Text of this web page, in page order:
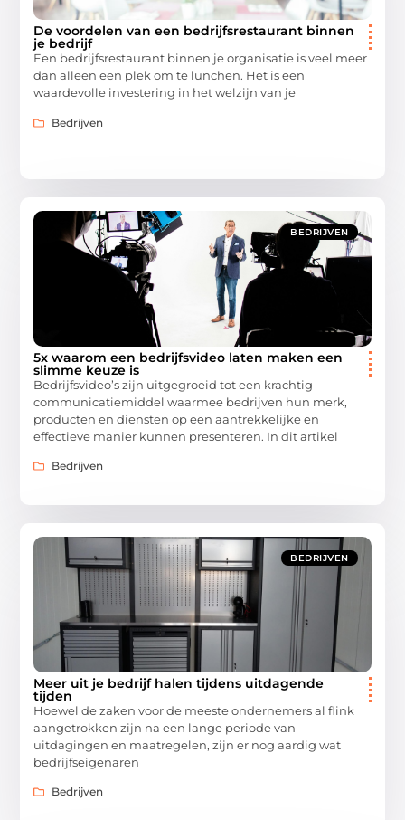
De voordelen van een bedrijfsrestaurant binnen
je bedrijf
Een bedrijfsrestaurant binnen je organisatie is veel meer
dan alleen een plek om te lunchen. Het is een
waardevolle investering in het welzijn van je
Bedrijven
BEDRIJVEN
5x waarom een bedrijfsvideo laten maken een
slimme keuze is
Bedrijfsvideo’s zijn uitgegroeid tot een krachtig
communicatiemiddel waarmee bedrijven hun merk,
producten en diensten op een aantrekkelijke en
effectieve manier kunnen presenteren. In dit artikel
Bedrijven
BEDRIJVEN
Meer uit je bedrijf halen tijdens uitdagende
tijden
Hoewel de zaken voor de meeste ondernemers al flink
aangetrokken zijn na een lange periode van
uitdagingen en maatregelen, zijn er nog aardig wat
bedrijfseigenaren
Bedrijven